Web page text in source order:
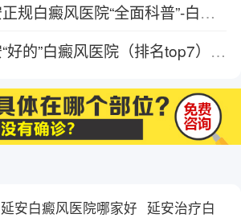
焦点反馈！延安正规白癜风医院“全面科普”-白癜风患者发病原因有哪些呢？
总榜发布：延安“好的”白癜风医院（排名top7）-如何才能退让白癜风扩散几率降低？
延安白癜风医院哪家好 延安治疗白